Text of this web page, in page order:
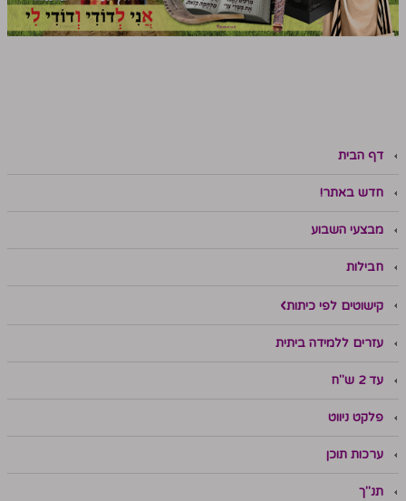
דף הבית
חדש באתר!
מבצעי השבוע
חבילות
קישוטים לפי כיתות
עזרים ללמידה ביתית
עד 2 ש"ח
פלקט ניווט
ערכות תוכן
תנ"ך